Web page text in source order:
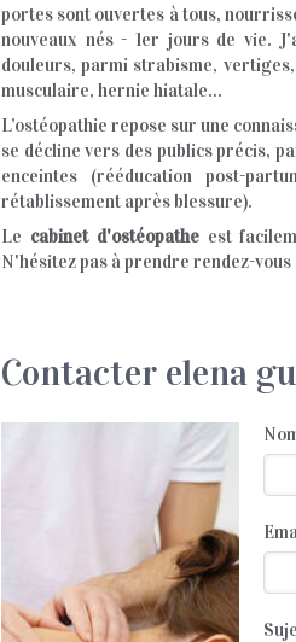
portes sont ouvertes à tous,
nouveaux nés - 1er jours de vie.
douleurs, parmi strabisme,
musculaire, hernie hiatale...
L’ostéopathie repose sur une
se décline vers des publics précis,
enceintes (rééducation post-
rétablissement après blessure).
Le cabinet d'ostéopatheest
N'hésitez pas à prendre rendez-vous
Contacter elena